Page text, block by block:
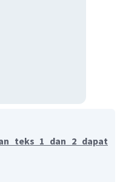
teks 1 dan 2 dapat